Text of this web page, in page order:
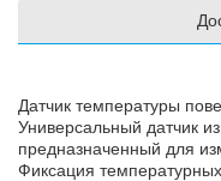
Датчик температуры
Универсальный датчик
предназначенный для
Фиксация